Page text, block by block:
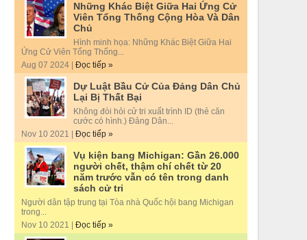
Những Khác Biệt Giữa Hai Ứng Cử
Viên Tổng Thống Cộng Hòa Và Dân
Chủ
Hình minh họa: Những Khác Biệt Giữa Hai
Ứng Cử Viên Tổng Thống...
Aug 07 2024 | Đọc tiếp »
Dự Luật Bầu Cử Của Đảng Dân Chủ
Lại Bị Thất Bại
Không đòi hỏi cử tri xuất trình ID (thẻ căn
cước có hình.) Đảng Dân...
Nov 10 2021 | Đọc tiếp »
Vụ kiện bang Michigan: Gần 26.000
người chết, thậm chí chết từ 20
năm trước vẫn có tên trong danh
sách cử tri
Người dân tập trung tại Tòa nhà Quốc hội bang Michigan
trong...
Nov 10 2021 | Đọc tiếp »